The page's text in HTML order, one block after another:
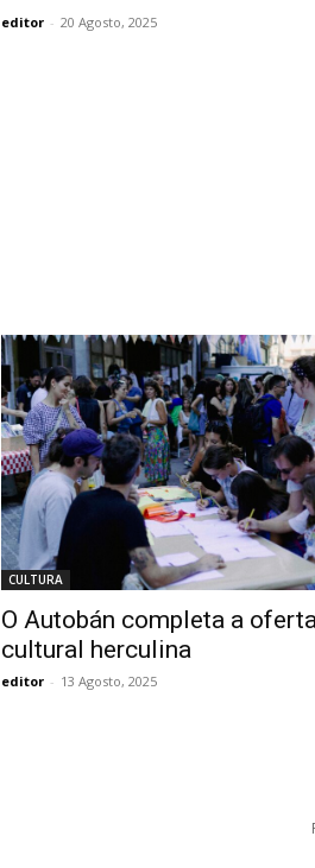
editor - 20 Agosto, 2025
CULTURA
O Autobán completa a
cultural herculina
editor - 13 Agosto, 2025